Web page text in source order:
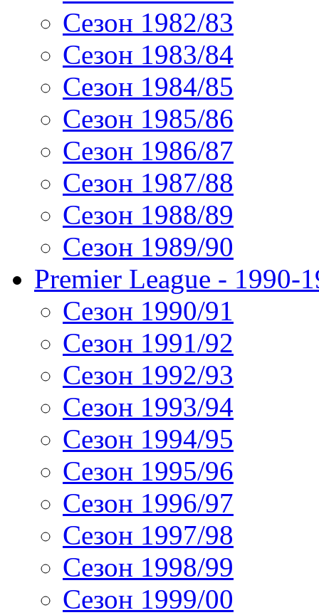
Сезон 1982/83
Сезон 1983/84
Сезон 1984/85
Сезон 1985/86
Сезон 1986/87
Сезон 1987/88
Сезон 1988/89
Сезон 1989/90
Premier League - 1990-
Сезон 1990/91
Сезон 1991/92
Сезон 1992/93
Сезон 1993/94
Сезон 1994/95
Сезон 1995/96
Сезон 1996/97
Сезон 1997/98
Сезон 1998/99
Сезон 1999/00